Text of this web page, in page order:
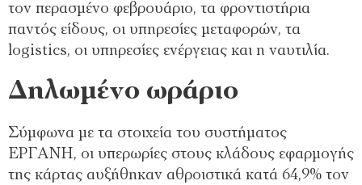
τον περασμένο φεβρουάριο, τα φροντιστήρια
παντός είδους, οι υπηρεσίες μεταφορών, τα
logistics, οι υπηρεσίες ενέργειας και η ναυτιλία.
Δηλωμένο ωράριο
Σύμφωνα με τα στοιχεία του συστήματος
ΕΡΓΑΝΗ, οι υπερωρίες στους κλάδους εφαρμογής
της κάρτας αυξήθηκαν αθροιστικά κατά 64,9% τον